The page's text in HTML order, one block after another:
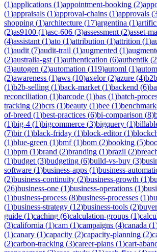
(1)applications (1)appointment-booking (2)
(1)appraisals (1)approval-chains (1)approvals (
shopping (1)architecture (17)argentina (1)
(2)as9100 (1)asc-606 (3)assessment (2)asset-
(4)assistant (1)ato (1)attribution (1)attrition (1)
(1)audit (7)audit-trail (1)augmented (1)
(2)australia-gst (1)authentication (6)authentik (2
(3)autogen (2)automation (119)automl (1)
(2)awareness (1)aws (10)axelor(2)azure (4)b2b
(1)b2b-selling (1)back-market (1)backend (6)
reconciliation (1)barcode (1)bas (1)batch-
tracking (2)bcrs (1)beauty (1)bee (1)
of-breed (1)best-practices (6)bi-comparison (8)
(1)big-4 (1)bigcommerce (3)bigquery (1)
(7)bir(1)black-friday (1)block-editor(1)
(1)blue-green (1)bmf(1)bom (2)booking (5)
(1)bpm (1)brand (2)branding (1)brazil (2)
(1)budget (3)budgeting (6)build-vs-buy (3)
software (1)business-apps (1)business-
(2)business-continuity (2)business-growth (1)
(26)business-one (1)business-operations (1)
(1)business-process (8)business-processes (1)
(1)business-strategy (12)business-tools (2)
guide (1)caching (6)calculation-groups (1)
(3)california (1)cam (1)campaigns (4)canada (1
(1)canary (1)capacity (2)capacity-planning (2)
(2)carbon-tracking (3)career-plans (1)cart-